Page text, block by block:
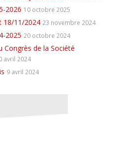
2026 10 octobre 2025
18/11/2024 23 novembre 2024
2025 20 octobre 2024
de la Société
avril 2024
9 avril 2024